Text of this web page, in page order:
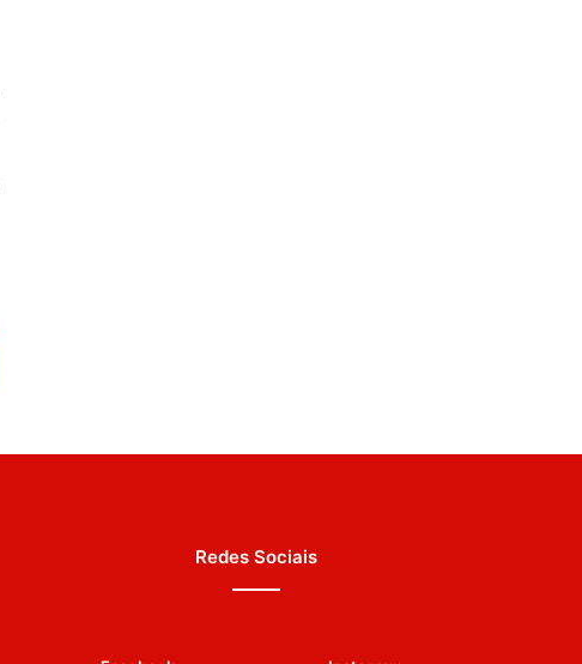
Redes Sociais